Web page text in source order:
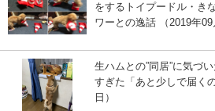
をするトイプードル・き
ワーとの逸話 （2019年09
生ハムとの”同居”に気づ
すぎた「あと少しで届く
日）